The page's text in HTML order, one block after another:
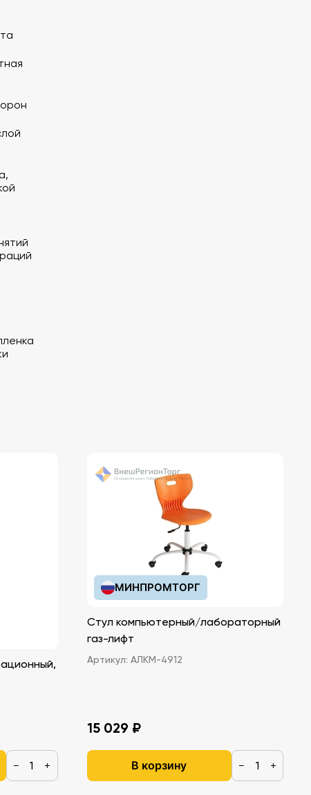
− +
МИНПРОМТОРГ
Стул компьютерный/лабораторный
газ-лифт
Артикул: АЛКМ-4912
15 029 ₽
В корзину − +